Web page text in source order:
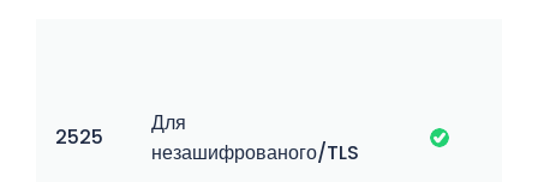
2525
Для
незашифрованого/TLS